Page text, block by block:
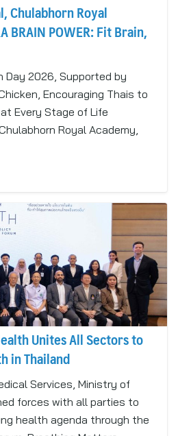
Chulabhorn Royal
BRAIN POWER: Fit Brain,
Day 2026, Supported by
Encouraging Thais to
Every Stage of Life
Royal Academy,
Unites All Sectors to
in Thailand
Services, Ministry of
forces with all parties to
health agenda through the